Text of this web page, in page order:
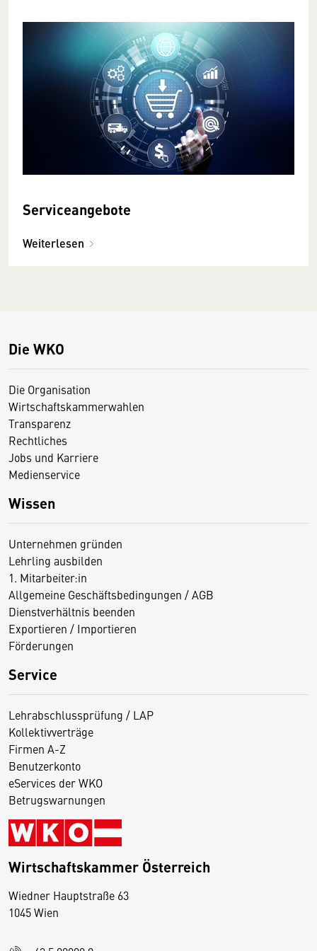
Serviceangebote
Weiterlesen
Die WKO
Die Organisation
Wirtschaftskammerwahlen
Transparenz
Rechtliches
Jobs und Karriere
Medienservice
Wissen
Unternehmen gründen
Lehrling ausbilden
1. Mitarbeiter:in
Allgemeine Geschäftsbedingungen / AGB
Dienstverhältnis beenden
Exportieren / Importieren
Förderungen
Service
Lehrabschlussprüfung / LAP
Kollektivverträge
Firmen A-Z
Benutzerkonto
eServices der WKO
Betrugswarnungen
Wirtschaftskammer Österreich
Wiedner Hauptstraße 63
1045 Wien
D